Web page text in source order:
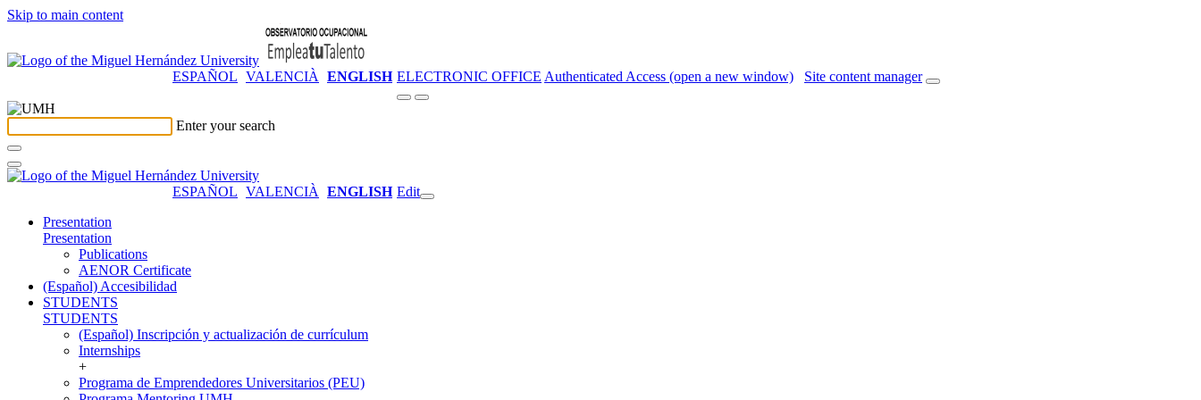
Skip to main content
ESPAÑOL VALENCIÀ ENGLISH ELECTRONIC OFFICE Authenticated Access (open a new window) Site content manager
Enter your search
ESPAÑOL VALENCIÀ ENGLISH Edit
Presentation
Presentation
Publications
AENOR Certificate
(Español) Accesibilidad
STUDENTS
STUDENTS
(Español) Inscripción y actualización de currículum
Internships
+
Programa de Emprendedores Universitarios (PEU)